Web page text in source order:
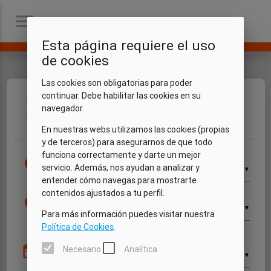
Esta página requiere el uso
de cookies
Las cookies son obligatorias para poder
continuar. Debe habilitar las cookies en su
navegador.
En nuestras webs utilizamos las cookies (propias
y de terceros) para asegurarnos de que todo
funciona correctamente y darte un mejor
servicio. Además, nos ayudan a analizar y
entender cómo navegas para mostrarte
contenidos ajustados a tu perfil.
Para más información puedes visitar nuestra
Política de Cookies.
Necesario Analítica
menu
Fechas Vehículo Extras Mis datos
location_on
Recogida
▼
location_on
Devolución
▼
date_range
Recogida
▼